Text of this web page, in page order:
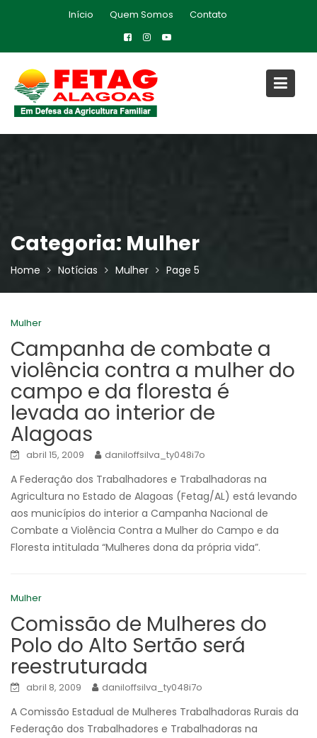
Início Quem Somos Contato
Categoria: Mulher
Home Notícias Mulher Page 5
Mulher
Campanha de combate a
violência contra a mulher do
campo e da floresta é
levada ao interior de
Alagoas
abril 15, 2009 daniloffsilva_ty048i7o
A Federação dos Trabalhadores e Trabalhadoras na
Agricultura no Estado de Alagoas (Fetag/AL) está levando
aos municípios do interior a Campanha Nacional de
Combate a Violência Contra a Mulher do Campo e da
Floresta intitulada “Mulheres dona da própria vida”.
Mulher
Comissão de Mulheres do
Polo do Alto Sertão será
reestruturada
abril 8, 2009 daniloffsilva_ty048i7o
A Comissão Estadual de Mulheres Trabalhadoras Rurais da
Federação dos Trabalhadores e Trabalhadoras na